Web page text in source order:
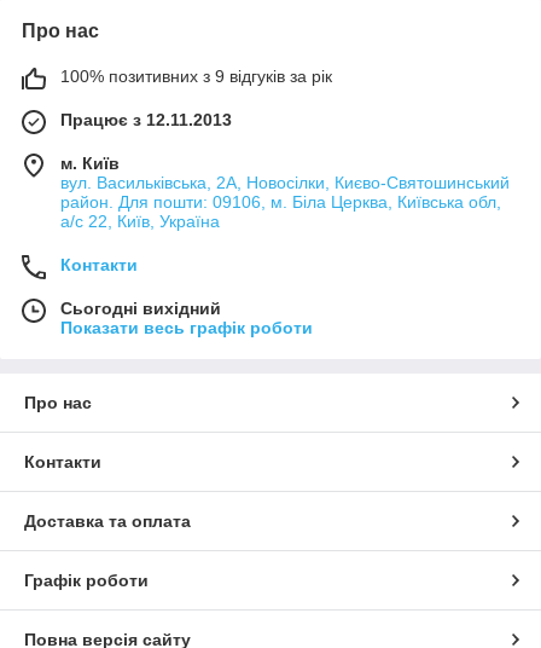
Про нас
100% позитивних з 9 відгуків за рік
Працює з 12.11.2013
м. Київ
вул. Васильківська, 2А, Новосілки, Києво-Святошинський
район. Для пошти: 09106, м. Біла Церква, Київська обл,
а/с 22, Київ, Україна
Контакти
Сьогодні вихідний
Показати весь графік роботи
Про нас
Контакти
Доставка та оплата
Графік роботи
Повна версія сайту